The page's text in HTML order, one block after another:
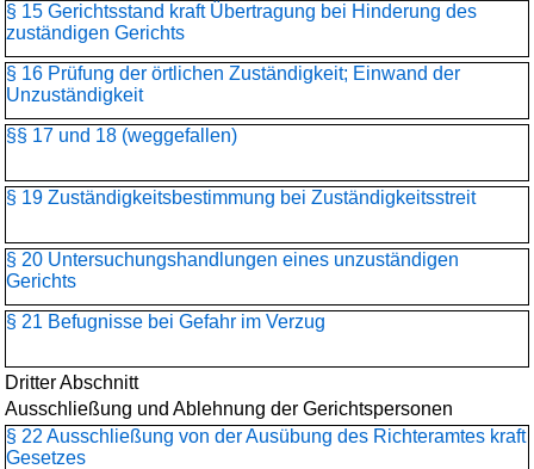
§ 15 Gerichtsstand kraft Übertragung bei Hinderung des
zuständigen Gerichts
§ 16 Prüfung der örtlichen Zuständigkeit; Einwand der
Unzuständigkeit
§§ 17 und 18 (weggefallen)
§ 19 Zuständigkeitsbestimmung bei Zuständigkeitsstreit
§ 20 Untersuchungshandlungen eines unzuständigen
Gerichts
§ 21 Befugnisse bei Gefahr im Verzug
Dritter Abschnitt
Ausschließung und Ablehnung der Gerichtspersonen
§ 22 Ausschließung von der Ausübung des Richteramtes kraft
Gesetzes